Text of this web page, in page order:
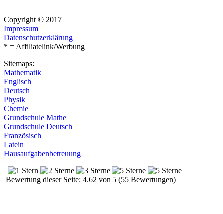
Copyright © 2017
Impressum
Datenschutzerklärung
* = Affiliatelink/Werbung
Sitemaps:
Mathematik
Englisch
Deutsch
Physik
Chemie
Grundschule Mathe
Grundschule Deutsch
Französisch
Latein
Hausaufgabenbetreuung
Bewertung dieser Seite: 4.62 von 5 (55 Bewertungen)